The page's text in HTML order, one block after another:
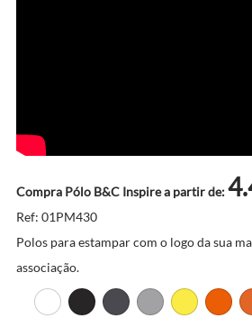
Compra Pólo B&C Inspire a partir de:
Ref: 01PM430
Polos para estampar com o logo da sua
associação.